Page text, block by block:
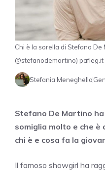
Chi è la sorella di Stefano De
@stefanodemartino) pafleg.it
Stefania Meneghella
Stefano De Martino
somiglia molto e che è
chi è e cosa fa la
Il famoso showgirl ha